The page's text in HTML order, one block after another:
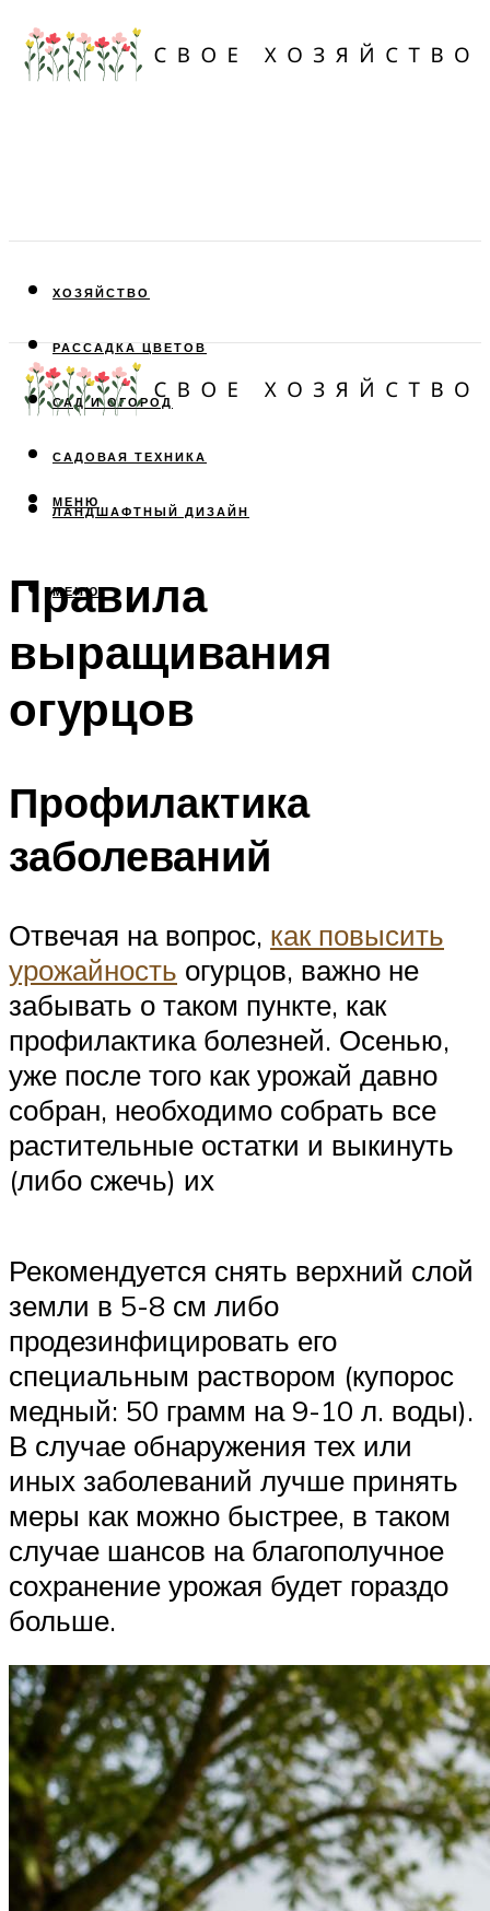
ХОЗЯЙСТВО
РАССАДКА ЦВЕТОВ
САД И ОГОРОД
САДОВАЯ ТЕХНИКА
ЛАНДШАФТНЫЙ ДИЗАЙН
МЕНЮ
МЕНЮ
Правила
выращивания
огурцов
Профилактика
заболеваний
Отвечая на вопрос, как повысить
урожайность огурцов, важно не
забывать о таком пункте, как
профилактика болезней. Осенью,
уже после того как урожай давно
собран, необходимо собрать все
растительные остатки и выкинуть
(либо сжечь) их
Рекомендуется снять верхний слой
земли в 5-8 см либо
продезинфицировать его
специальным раствором (купорос
медный: 50 грамм на 9-10 л. воды).
В случае обнаружения тех или
иных заболеваний лучше принять
меры как можно быстрее, в таком
случае шансов на благополучное
сохранение урожая будет гораздо
больше.